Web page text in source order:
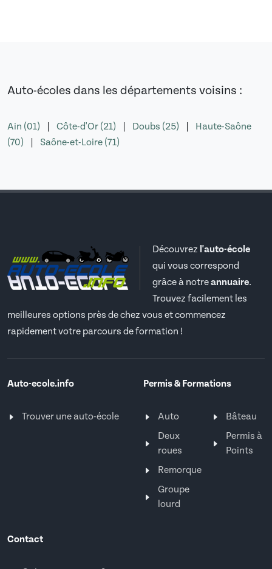
Auto-écoles dans les départements voisins :
Ain (01) Côte-d'Or (21) Doubs (25)
Haute-Saône
(70)
Saône-et-Loire (71)
Découvrez l'auto-école
qui vous correspond
grâce à notreannuaire.
Trouvez facilement les
meilleures options près de chez vous et commencez
rapidement votre parcours de formation !
Auto-ecole.info
Trouver une auto-école
Permis & Formations
Auto
Deux
roues
Remorque
Groupe
lourd
Bâteau
Permis à
Points
Contact